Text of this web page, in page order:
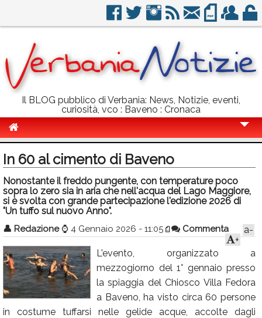
Il BLOG pubblico di Verbania: News, Notizie, eventi,
curiosità, vco : Baveno : Cronaca
Politica
Sport
Eventi
Info Utili
Rubriche
Calendario
Annunci
In 60 al cimento di Baveno
Nonostante il freddo pungente, con temperature poco
sopra lo zero sia in aria che nell'acqua del Lago Maggiore,
si è svolta con grande partecipazione l'edizione 2026 di
"Un tuffo sul nuovo Anno".
👤 Redazione ⌚ 4 Gennaio 2026 - 11:05 Commenta
a-
+
L'evento, organizzato a
mezzogiorno del 1° gennaio presso
la spiaggia del Chiosco Villa Fedora
a Baveno, ha visto circa 60 persone
in costume tuffarsi nelle gelide acque, accolte dagli